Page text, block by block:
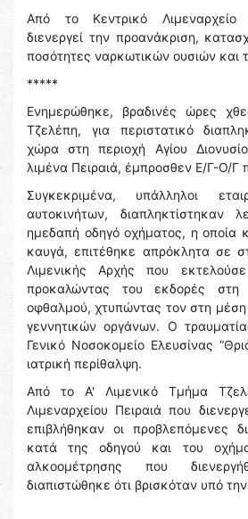
Από το Κεντρικό Λιμεναρχείο
διενεργεί την προανάκριση,
ποσότητες ναρκωτικών ουσιών και
*****
Ενημερώθηκε, βραδινές ώρες
Τζελέπη, για περιστατικό
χώρα στη περιοχή Αγίου
λιμένα Πειραιά, έμπροσθεν Ε/Γ-Ο/Γ
Συγκεκριμένα, υπάλληλοι
αυτοκινήτων, διαπληκτίστηκαν
ημεδαπή οδηγό οχήματος, η οποία
καυγά, επιτέθηκε απρόκλητα σε
Λιμενικής Αρχής που
προκαλώντας του εκδορές στη
οφθαλμού, χτυπώντας τον στη μέση
γεννητικών οργάνων. Ο
Γενικό Νοσοκομείο Ελευσίνας
ιατρική περίθαλψη.
Από το Α' Λιμενικό Τμήμα
Λιμεναρχείου Πειραιά που
επιβλήθηκαν οι προβλεπόμενες
κατά της οδηγού και του
αλκοομέτρησης που
διαπιστώθηκε ότι βρισκόταν υπό